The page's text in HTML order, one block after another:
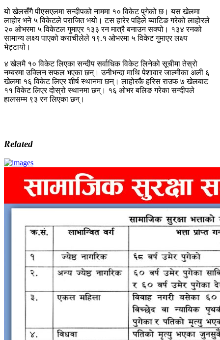
यो खेलसँगै पीएसएलमा सन्दीपको नाममा १० विकेट पुगेको छ। यस खेलमा
लाहोर भने ५ विकेटले पराजित भयो। टस हारेर पहिले ब्याटिङ गरेको लाहोरले
२० ओभरमा ५ विकेटल गुमाएर १३३ रन मात्रै बनाउन सक्यो। १३४ रनको
सामान्य लक्ष्य पाएको कराचीलेले १९.१ ओभरमा ५ विकेट गुमाएर लक्ष्य
भेट्टायो।
४ खेलमै १० विकेट लिएका सन्दीप सर्वाधिक विकेट लिनेको सूचीमा तेस्रो
नम्बरमा उक्लिन सफल भएका छन्। उनीभन्दा माथि पेशावार जाल्मीका अली ६
खेलमा १६ विकेट लिएर शीर्ष स्थानमा छन्। लाहोरकै हरिस राउफ ७ खेलबाट
११ विकेट लिएर दोस्रो स्थानमा छन्। १६ ओभर बलिङ गरेका सन्दीपले
हालसम्म ९३ रन लिएका छन्।
Related